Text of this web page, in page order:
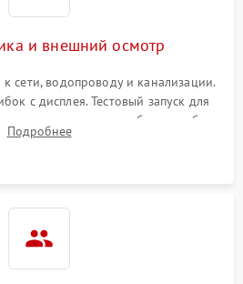
и внешний осмотр
сети, водопроводу и канализации.
с дисплея. Тестовый запуск для
шумов, протечек или сбоев в работе
модуля управления.
Подробнее